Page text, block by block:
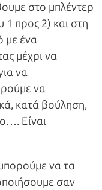
στο μπλέντερ
προς 2) και στη
με ένα
μέχρι να
να
να
κατά βούληση,
Είναι
να τα
σαν